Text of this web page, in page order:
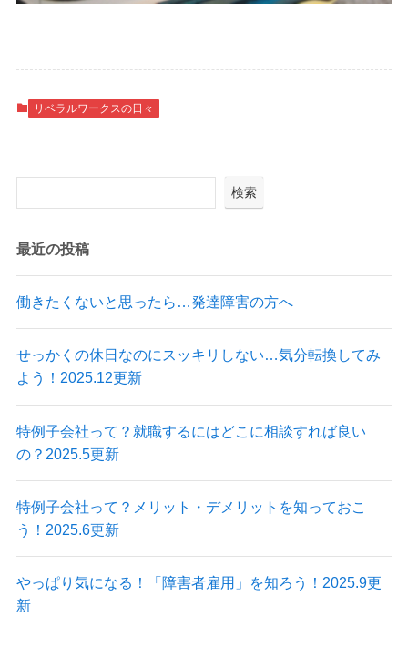
リベラルワークスの日々
検索
最近の投稿
働きたくないと思ったら…発達障害の方へ
せっかくの休日なのにスッキリしない…気分転換してみ
よう！2025.12更新
特例子会社って？就職するにはどこに相談すれば良い
の？2025.5更新
特例子会社って？メリット・デメリットを知っておこ
う！2025.6更新
やっぱり気になる！「障害者雇用」を知ろう！2025.9更
新